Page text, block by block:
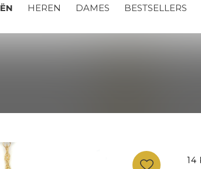
HEREN DAMES BESTSELLERS
14